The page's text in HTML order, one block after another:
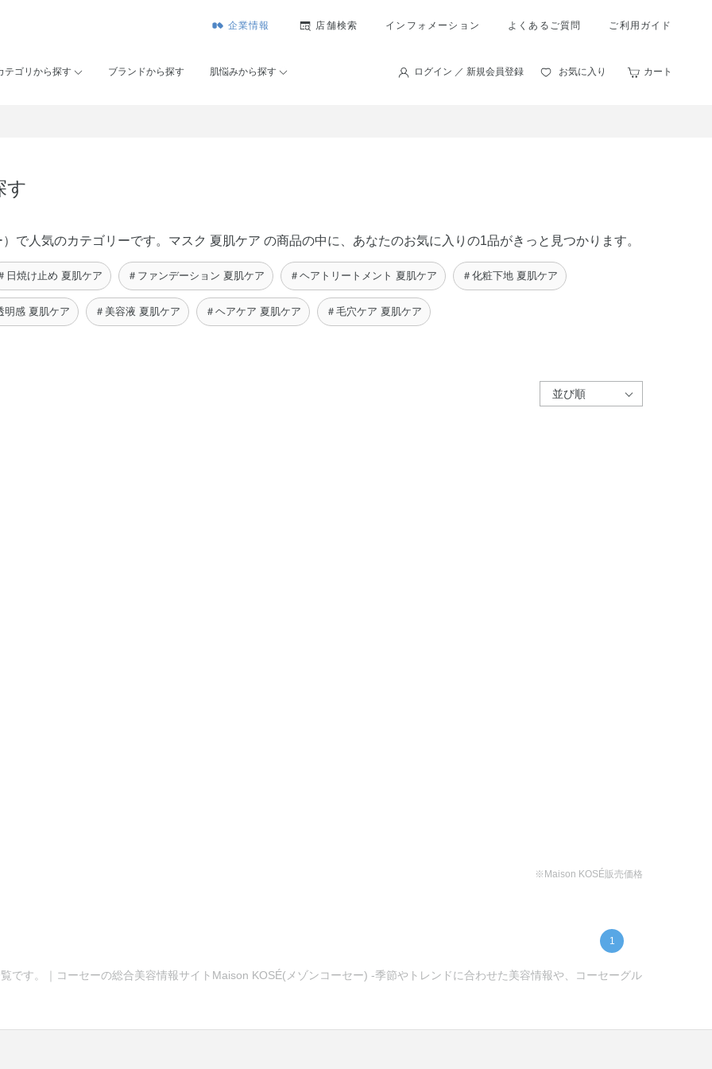
企業情報 店舗検索 インフォメーション よくあるご質問 ご利用ガイド
テゴリから探す ブランドから探す 肌悩みから探す ログイン ／ 新規会員登録 お気に入り カート
す
で人気のカテゴリーです。マスク 夏肌ケア の商品の中に、あなたのお気に入りの1品がきっと見つかります。
日焼け止め 夏肌ケア ＃ファンデーション 夏肌ケア ＃ヘアトリートメント 夏肌ケア ＃化粧下地 夏肌ケア
明感 夏肌ケア ＃美容液 夏肌ケア ＃ヘアケア 夏肌ケア ＃毛穴ケア 夏肌ケア
※Maison KOSÉ販売価格
1
です。｜コーセーの総合美容情報サイトMaison KOSÉ(メゾンコーセー) -季節やトレンドに合わせた美容情報や、コーセーグル